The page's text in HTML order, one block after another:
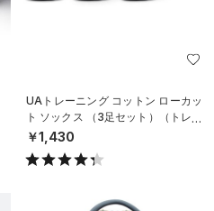
UAトレーニング コットン ローカッ
ト ソックス （3足セット）（トレー
ニング/UNISEX）
￥1,430